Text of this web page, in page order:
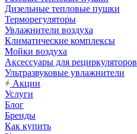
Дизельные тепловые пушки
Терморегуляторы
Увлажнители воздуха
Климатические комплексы
Мойки воздуха
Аксессуары для рециркуляторов
Ультразвуковые увлажнители
Акции
Услуги
Блог
Бренды
Как купить